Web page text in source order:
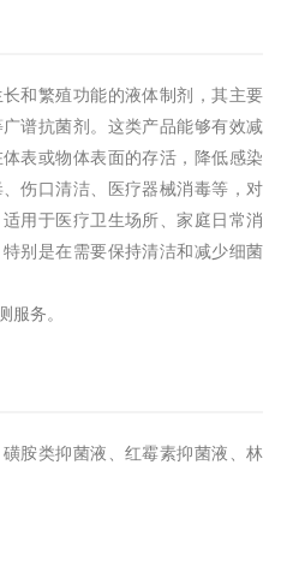
和繁殖功能的液体制剂，其主要
谱抗菌剂。这类产品能够有效减
表或物体表面的存活，降低感染
伤口清洁、医疗器械消毒等，对
用于医疗卫生场所、家庭日常消
别是在需要保持清洁和减少细菌
服务。
胺类抑菌液、红霉素抑菌液、林